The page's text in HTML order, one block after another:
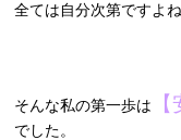
全ては自分次第ですよね
そんな私の第一歩は
でした。